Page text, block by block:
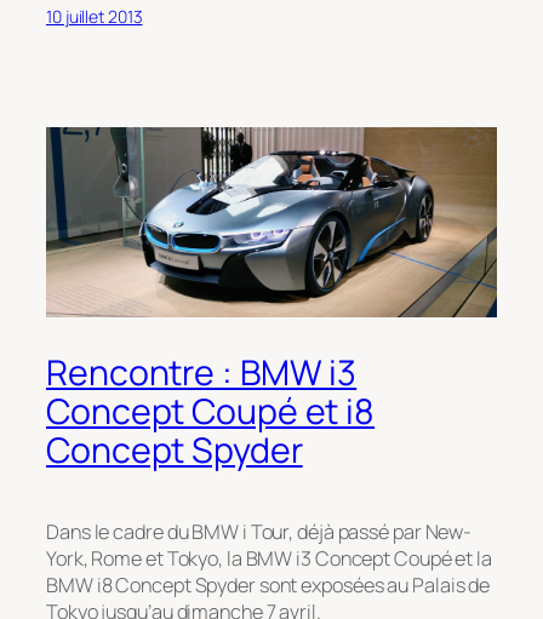
10 juillet 2013
Rencontre : BMW i3
Concept Coupé et i8
Concept Spyder
Dans le cadre du BMW i Tour, déjà passé par New-
York, Rome et Tokyo, la BMW i3 Concept Coupé et la
BMW i8 Concept Spyder sont exposées au Palais de
Tokyo jusqu’au dimanche 7 avril.